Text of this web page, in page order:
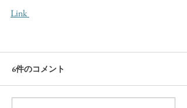
Link
6件のコメント